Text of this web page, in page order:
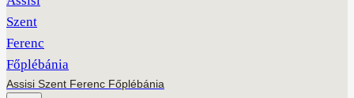
Assisi Szent Ferenc Főplébánia